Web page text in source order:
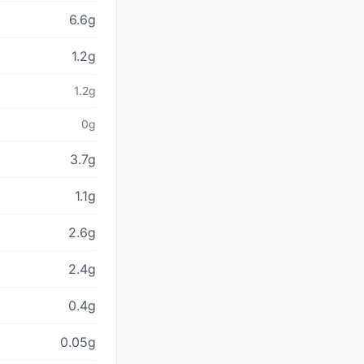
6.6g
1.2g
1.2g
0g
3.7g
1.1g
2.6g
2.4g
0.4g
0.05g